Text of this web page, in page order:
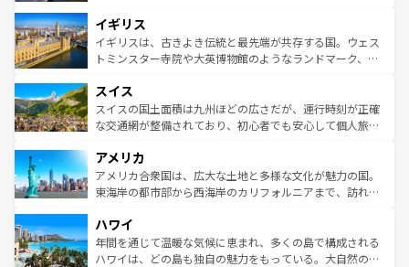
いる。シャンパンの発祥地であるランス、プロヴァンスの
香り高いラベンダー畑など、多彩な楽しみ方が可能だ。さ
らに、パリ以外の地域にも魅力が溢れており、どの街角に
れる地方に足を運ぶとそれぞれで全く異なる文化を体験で
きるだろう。 なお、新着のフランス情報はコンテンツ一覧
を参照してほしい。
顔を持つこの国は、どこを歩いても飽きることがない。ベ
ルリンの文化的活気、バイエルン州のアルプスの絶景、そ
してライン川沿いのワイン畑といった風景は必見。ビール
は、お酒好きな人にはぜひ体験してほしい。 なお、新着の
ドイツ情報はコンテンツ一覧を参照してほしい。
イギリス
イギリスは、古きよき伝統と最先端が共存する国。ウェス
トミンスター寺院や大英博物館のようなランドマーク、歴
リアごとに異なる魅力がある。また、優雅なアフタヌーン
ティー、ビール好きにはたまらない英国パブ、サッカー観
戦など、本場だからこそできる体験も豊富。イギリスを旅
ンツ一覧を参照してほしい。
スイス
スイスの国土面積は九州ほどの広さだが、運行時刻が正確
な交通網が整備されており、初心者でも安心して個人旅行
の建物がそのまま残る町や、スイスならではのユニークな
博物館もあり、アルプス観光だけでなく町歩きも満喫する
ことができる。国民の所得が高いため物価も高いが、旅行
ば市内交通費無料で観光を楽しむこともできる。 なお、新
着のスイス情報はコンテンツ一覧 を参照してほしい。
アメリカ
アメリカ合衆国は、広大な土地と多様な文化が魅力の国。
東海岸の都市部から西海岸のカリフォルニアまで、訪れる
のような巨大都市は、観光、ショッピング、エンターテイ
ンメントが詰まった刺激的なスポットだ。一方、アメリカ
西部には大自然が広がり、グランドキャニオンやイエロー
ハワイ
年間を通じて温暖な気候に恵まれ、多くの島で構成される
ハワイは、どの島も独自の魅力をもっている。大自然の神